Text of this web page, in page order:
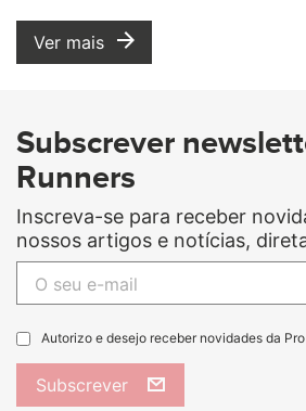
Ver mais
Subscrever
Runners
Inscreva-se para receber
nossos artigos e notícias,
Autorizo e desejo receber novidades da
Subscrever